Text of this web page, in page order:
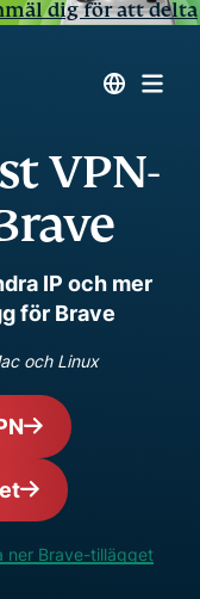
dig för att delta
VPN-
IP och mer
för Brave
och Linux
ner Brave-tillägget